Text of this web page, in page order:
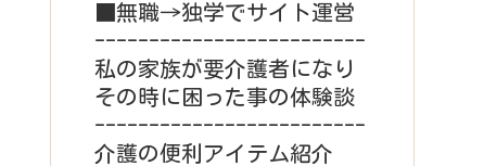
■無職→独学でサイト運営
-------------------------
私の家族が要介護者になり
その時に困った事の体験談
-------------------------
介護の便利アイテム紹介